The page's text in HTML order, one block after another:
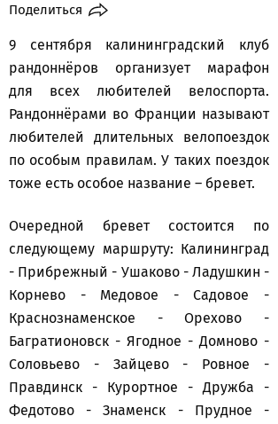
Поделиться
9 сентября калининградский клуб
рандоннёров организует марафон
для всех любителей велоспорта.
Рандоннёрами во Франции называют
любителей длительных велопоездок
по особым правилам. У таких поездок
тоже есть особое название – бревет.
Очередной бревет состоится по
следующему маршруту: Калининград
- Прибрежный - Ушаково - Ладушкин -
Корнево - Медовое - Садовое -
Краснознаменское - Орехово -
Багратионовск - Ягодное - Домново -
Соловьево - Зайцево - Ровное -
Правдинск - Курортное - Дружба -
Федотово - Знаменск - Прудное -